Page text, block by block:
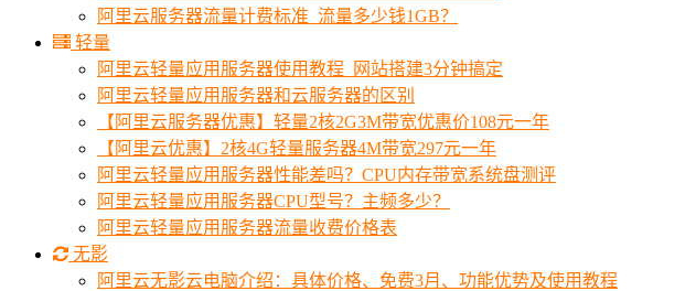
阿里云服务器流量计费标准_流量多少钱1GB？
轻量
阿里云轻量应用服务器使用教程_网站搭建3分钟搞定
阿里云轻量应用服务器和云服务器的区别
【阿里云服务器优惠】轻量2核2G3M带宽优惠价108元一年
【阿里云优惠】2核4G轻量服务器4M带宽297元一年
阿里云轻量应用服务器性能差吗？CPU内存带宽系统盘测评
阿里云轻量应用服务器CPU型号？主频多少？
阿里云轻量应用服务器流量收费价格表
无影
阿里云无影云电脑介绍：具体价格、免费3月、功能优势及使用教程